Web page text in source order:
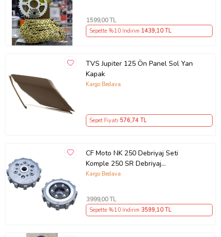
1599,00 TL
Sepette %10 İndirim 1439,10 TL
TVS Jupiter 125 Ön Panel Sol Yan
Kapak
Kargo Bedava
Sepet Fiyatı 576,74 TL
CF Moto NK 250 Debriyaj Seti
Komple 250 SR Debriyaj
Balata+Göbek Set 7Li Hepsi
Kargo Bedava
3999,00 TL
Sepette %10 İndirim 3599,10 TL